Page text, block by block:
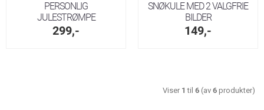
PERSONLIG
JULESTRØMPE
299,-
SNØKULE MED 2 VALGFRIE
BILDER
149,-
Viser 1 til 6 (av 6 produkter)